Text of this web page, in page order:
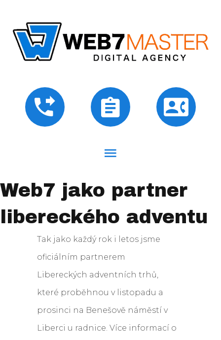
Web7 jako partner
libereckého adventu
Tak jako každý rok i letos jsme
oficiálním partnerem
Libereckých adventních trhů,
které proběhnou v listopadu a
prosinci na Benešově náměstí v
Liberci u radnice. Více informací o